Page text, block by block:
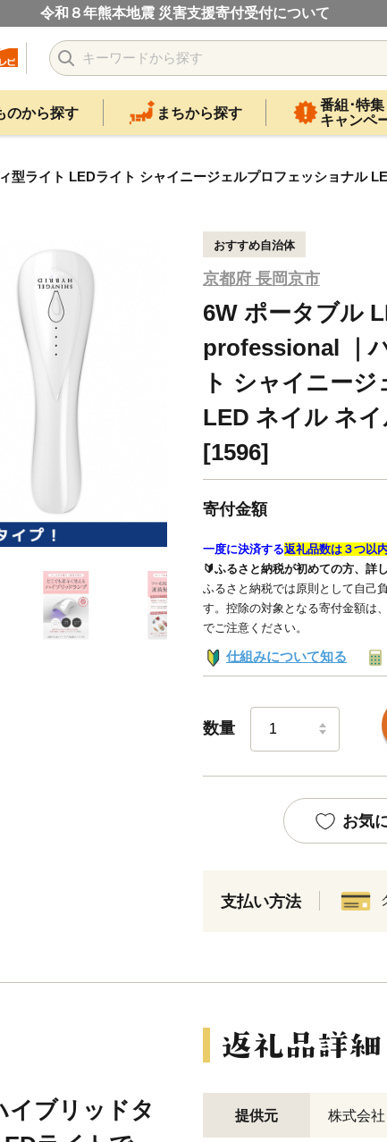
令和８年熊本地震 災害支援寄付受付について
のから探す まちから探す
番組･特集
キャンペ
ライト LEDライト シャイニージェルプロフェッショナル
おすすめ自治体
京都府 長岡京市
6W ポータブル
professional ｜
ト シャイニー
LED ネイル ネ
[1596]
寄付金額
一度に決済する返礼品数は３つ以
🔰ふるさと納税が初めての方、詳
ふるさと納税では原則として自己
す。控除の対象となる寄付金額は
でご注意ください。
仕組みについて知る
数量
お気
支払い方法
イブリッドタ
提供元 株式会